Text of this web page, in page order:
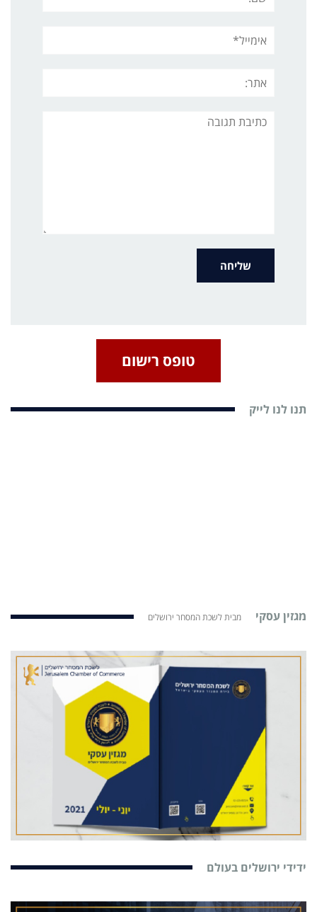
תגובה
טופס רישום
תנו לנו לייק
מגזין עסקי מבית לשכת המסחר ירושלים
ידידי ירושלים בעולם